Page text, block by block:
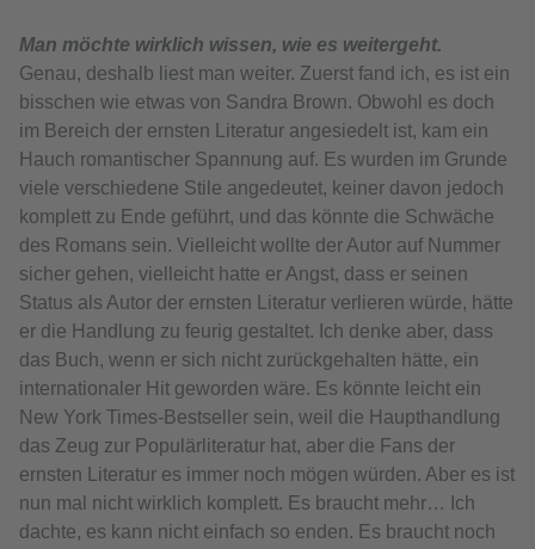
Man möchte wirklich wissen, wie es weitergeht.
Genau, deshalb liest man weiter. Zuerst fand ich, es ist ein
bisschen wie etwas von Sandra Brown. Obwohl es doch
im Bereich der ernsten Literatur angesiedelt ist, kam ein
Hauch romantischer Spannung auf. Es wurden im Grunde
viele verschiedene Stile angedeutet, keiner davon jedoch
komplett zu Ende geführt, und das könnte die Schwäche
des Romans sein. Vielleicht wollte der Autor auf Nummer
sicher gehen, vielleicht hatte er Angst, dass er seinen
Status als Autor der ernsten Literatur verlieren würde, hätte
er die Handlung zu feurig gestaltet. Ich denke aber, dass
das Buch, wenn er sich nicht zurückgehalten hätte, ein
internationaler Hit geworden wäre. Es könnte leicht ein
New York Times-Bestseller sein, weil die Haupthandlung
das Zeug zur Populärliteratur hat, aber die Fans der
ernsten Literatur es immer noch mögen würden. Aber es ist
nun mal nicht wirklich komplett. Es braucht mehr… Ich
dachte, es kann nicht einfach so enden. Es braucht noch